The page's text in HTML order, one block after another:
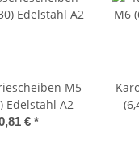
M5
Edelstahl A2
€ *